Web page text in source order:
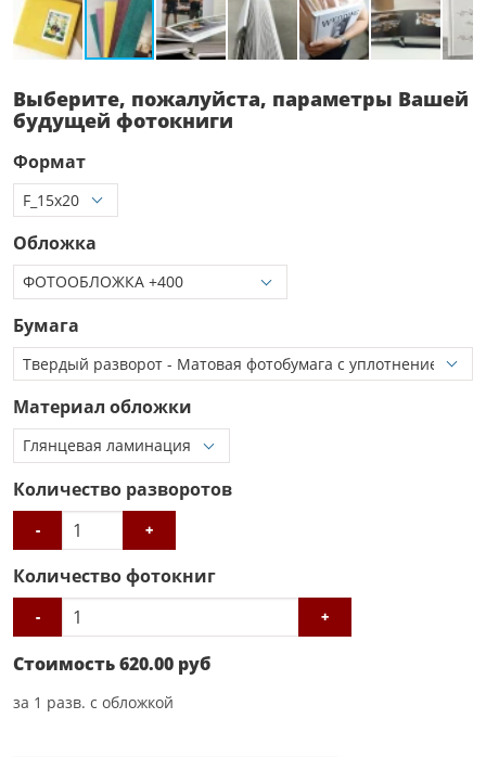
Выберите, пожалуйста, параметры Вашей
будущей фотокниги
Формат
Обложка
Бумага
Материал обложки
Количество разворотов
- +
Количество фотокниг
- +
Стоимость620.00 руб
за 1 разв. с обложкой